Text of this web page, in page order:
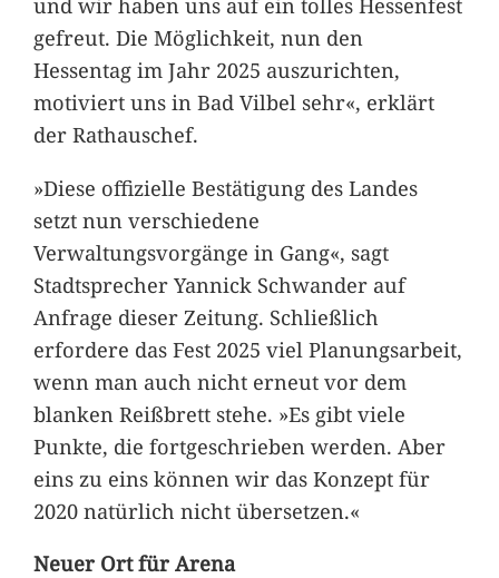
gefreut. Die Möglichkeit, nun den
Hessentag im Jahr 2025 auszurichten,
motiviert uns in Bad Vilbel sehr«, erklärt
der Rathauschef.
»Diese offizielle Bestätigung des Landes
setzt nun verschiedene
Verwaltungsvorgänge in Gang«, sagt
Stadtsprecher Yannick Schwander auf
Anfrage dieser Zeitung. Schließlich
erfordere das Fest 2025 viel Planungsarbeit,
wenn man auch nicht erneut vor dem
blanken Reißbrett stehe. »Es gibt viele
Punkte, die fortgeschrieben werden. Aber
eins zu eins können wir das Konzept für
2020 natürlich nicht übersetzen.«
Neuer Ort für Arena